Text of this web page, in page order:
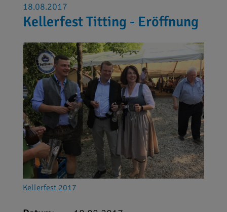
18.08.2017
Kellerfest Titting - Eröffnung
Kellerfest 2017